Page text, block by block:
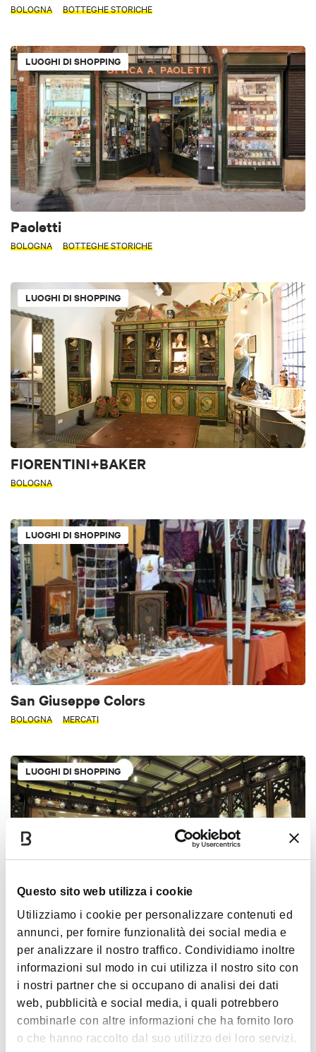
Questo sito web utilizza i cookie
Utilizziamo i cookie per personalizzare contenuti ed
annunci, per fornire funzionalità dei social media e
per analizzare il nostro traffico. Condividiamo inoltre
informazioni sul modo in cui utilizza il nostro sito con
i nostri partner che si occupano di analisi dei dati
web, pubblicità e social media, i quali potrebbero
combinarle con altre informazioni che ha fornito loro
o che hanno raccolto dal suo utilizzo dei loro servizi.
BOLOGNA BOTTEGHE STORICHE
LUOGHI DI SHOPPING
Paoletti
BOLOGNA BOTTEGHE STORICHE
LUOGHI DI SHOPPING
FIORENTINI+BAKER
BOLOGNA
LUOGHI DI SHOPPING
San Giuseppe Colors
BOLOGNA MERCATI
LUOGHI DI SHOPPING
Farmacia del Pavaglione
BOLOGNA BOTTEGHE STORICHE
LUOGHI DI SHOPPING